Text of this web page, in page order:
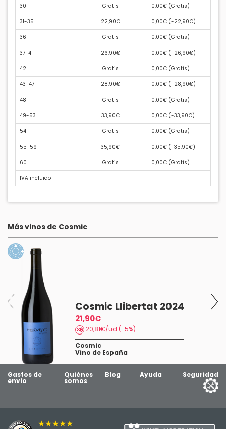
30 Gratis 0,00€ (Gratis)
31-35 22,90€ 0,00€ (-22,90€)
36 Gratis 0,00€ (Gratis)
37-41 26,90€ 0,00€ (-26,90€)
42 Gratis 0,00€ (Gratis)
43-47 28,90€ 0,00€ (-28,90€)
48 Gratis 0,00€ (Gratis)
49-53 33,90€ 0,00€ (-33,90€)
54 Gratis 0,00€ (Gratis)
55-59 35,90€ 0,00€ (-35,90€)
60 Gratis 0,00€ (Gratis)
IVA incluido
Más vinos de Cosmic
Cosmic Llibertat 2024
21,90€
20,81€/ud (-5%)
Cosmic
Vino de España
Gastos de
envío
Quiénes
somos
Blog Ayuda Seguridad
★★★★★